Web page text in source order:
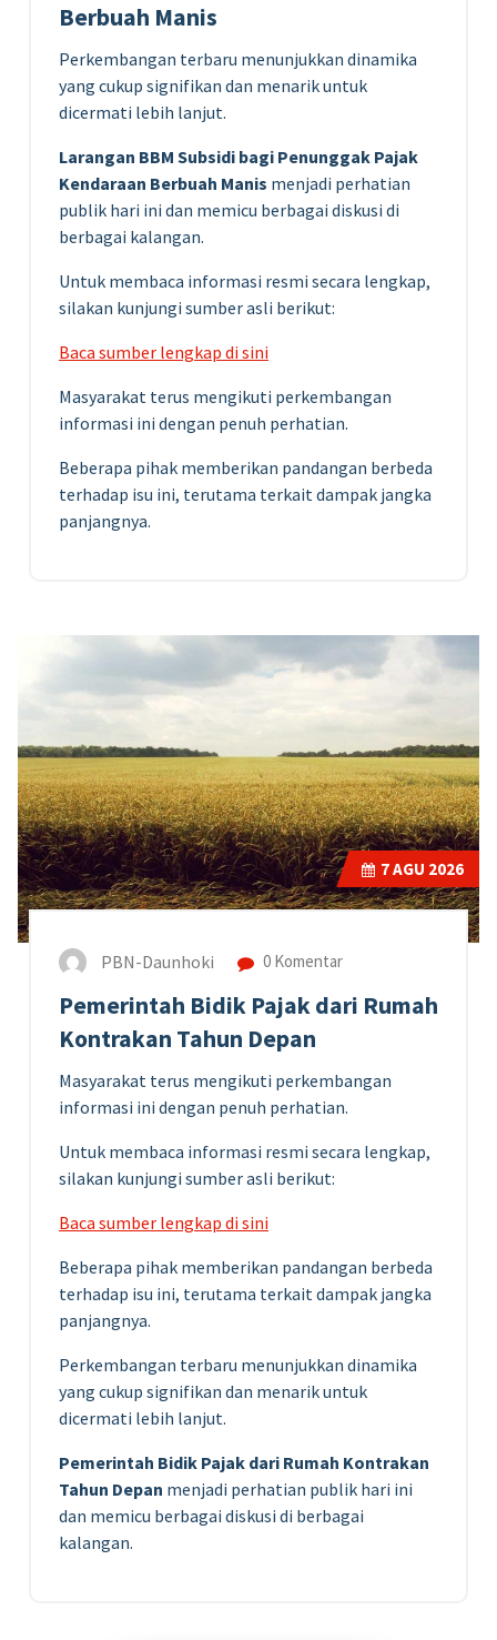
Berbuah Manis
Perkembangan terbaru menunjukkan dinamika
yang cukup signifikan dan menarik untuk
dicermati lebih lanjut.
Larangan BBM Subsidi bagi Penunggak Pajak
Kendaraan Berbuah Manis menjadi perhatian
publik hari ini dan memicu berbagai diskusi di
berbagai kalangan.
Untuk membaca informasi resmi secara lengkap,
silakan kunjungi sumber asli berikut:
Baca sumber lengkap di sini
Masyarakat terus mengikuti perkembangan
informasi ini dengan penuh perhatian.
Beberapa pihak memberikan pandangan berbeda
terhadap isu ini, terutama terkait dampak jangka
panjangnya.
7AGU 2026
PBN-Daunhoki 0 Komentar
Pemerintah Bidik Pajak dari Rumah
Kontrakan Tahun Depan
Masyarakat terus mengikuti perkembangan
informasi ini dengan penuh perhatian.
Untuk membaca informasi resmi secara lengkap,
silakan kunjungi sumber asli berikut:
Baca sumber lengkap di sini
Beberapa pihak memberikan pandangan berbeda
terhadap isu ini, terutama terkait dampak jangka
panjangnya.
Perkembangan terbaru menunjukkan dinamika
yang cukup signifikan dan menarik untuk
dicermati lebih lanjut.
Pemerintah Bidik Pajak dari Rumah Kontrakan
Tahun Depan menjadi perhatian publik hari ini
dan memicu berbagai diskusi di berbagai
kalangan.